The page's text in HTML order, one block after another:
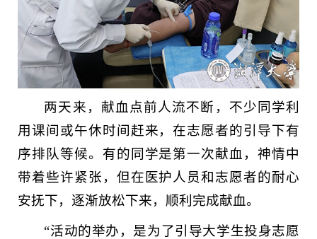
两天来，献血点前人流不断，不少同学利
用课间或午休时间赶来，在志愿者的引导下有
序排队等候。有的同学是第一次献血，神情中
带着些许紧张，但在医护人员和志愿者的耐心
安抚下，逐渐放松下来，顺利完成献血。
“活动的举办，是为了引导大学生投身志愿